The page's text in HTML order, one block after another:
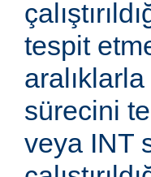
tespit
sürecini
veya INT